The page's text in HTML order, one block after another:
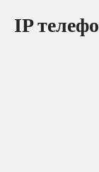
IP